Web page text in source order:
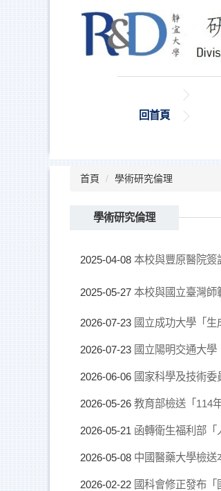
回首頁
首頁 學術研究倫理
學術研究倫理
2025-04-08 本校與豐原醫院簽
2025-05-27 本校與國立臺灣師
2026-07-23 國立成功大學「生
2026-07-23 國立陽明交通大學
2026-06-06 國家科學及技術
2026-05-26 教育部檢送「114
2026-05-21 函轉衛生福利部
2026-05-08 中國醫藥大學檢
2026-02-22 國科會修正發布